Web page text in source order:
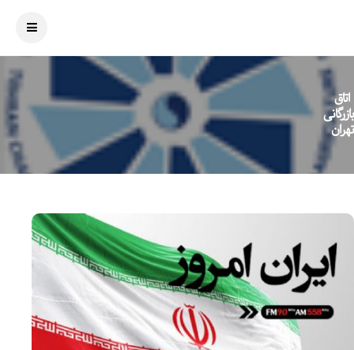
اتاق
بازرگانی
تهران